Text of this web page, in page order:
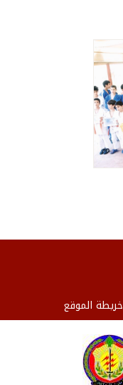
خريطة الموقع